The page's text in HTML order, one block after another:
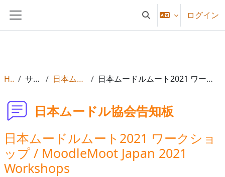
サイドパネル 検索入力に切り替える
ログイン
Home サイトページ 日本ムードル協会告知板 日本ムードルムート2021 ワークショップ / MoodleMoot Japan 2021 Workshops
日本ムードル協会告知板
日本ムードルムート2021 ワークショ
ップ / MoodleMoot Japan 2021
Workshops